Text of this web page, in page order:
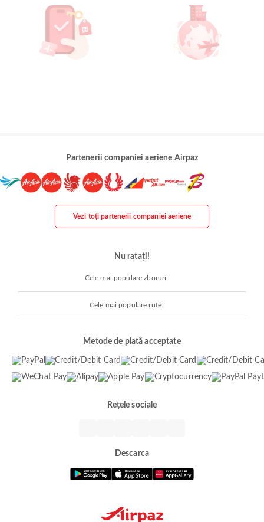
Partenerii companiei aeriene Airpaz
Vezi toți partenerii companiei aeriene
Nu ratați!
Cele mai populare zboruri
Cele mai populare rute
Metode de plată acceptate
Rețele sociale
Descarca